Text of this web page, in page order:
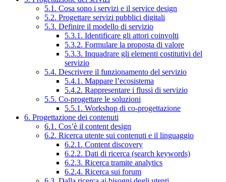
5.1. Cosa sono i servizi e il service design
5.2. Progettare servizi pubblici digitali
5.3. Definire il modello di servizio
5.3.1. Identificare gli attori coinvolti
5.3.2. Formulare la proposta di valore
5.3.3. Inquadrare gli elementi costitutivi del
servizio
5.4. Descrivere il funzionamento del servizio
5.4.1. Mappare l’ecosistema
5.4.2. Rappresentare i flussi di servizio
5.5. Co-progettare le soluzioni
5.5.1. Workshop di co-progettazione
6. Progettazione dei contenuti
6.1. Cos’è il content design
6.2. Ricerca utente sui contenuti e il linguaggio
6.2.1. Content discovery
6.2.2. Dati di ricerca (search keywords)
6.2.3. Ricerca tramite analytics
6.2.4. Ricerca sui forum